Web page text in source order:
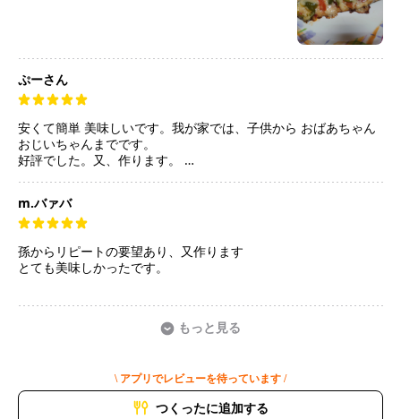
ぷーさん
安くて簡単 美味しいです。我が家では、子供から おばあちゃん
おじいちゃんまでです。
好評でした。又、作ります。
m.バァバ
孫からリピートの要望あり、又作ります
とても美味しかったです。
もっと見る
\ アプリでレビューを待っています /
つくったに追加する